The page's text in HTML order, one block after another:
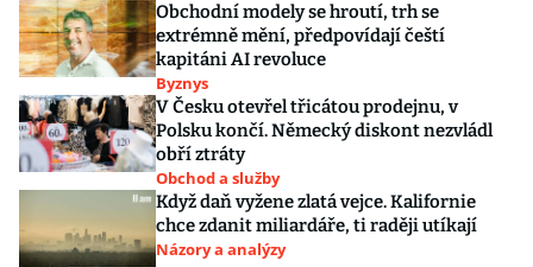
Obchodní modely se hroutí, trh se
extrémně mění, předpovídají čeští
kapitáni AI revoluce
Byznys
V Česku otevřel třicátou prodejnu, v
Polsku končí. Německý diskont nezvládl
obří ztráty
Obchod a služby
Když daň vyžene zlatá vejce. Kalifornie
chce zdanit miliardáře, ti raději utíkají
Názory a analýzy